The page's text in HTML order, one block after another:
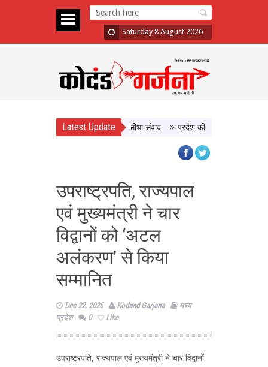
Saturday 8 August 2026
Latest Update
डॉ. यादव ने किसानों से किया सीधा संवाद प्रदेश की सांस्कृतिक विरासत और
उपराष्ट्रपति, राज्यपाल
एवं मुख्यमंत्री ने चार
विद्वानों को ‘अटल
अलंकरण’ से किया
सम्मानित
Dec 22, 2025 Kodand Garjana
मध्य
प्रदेश
0 Like
उपराष्ट्रपति, राज्यपाल एवं मुख्यमंत्री ने चार विद्वानों